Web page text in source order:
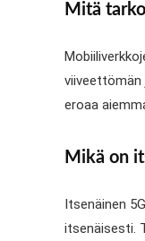
Mitä
viiveettömän
eroaa
Mikä on
Itsenäinen
itsenäisesti.